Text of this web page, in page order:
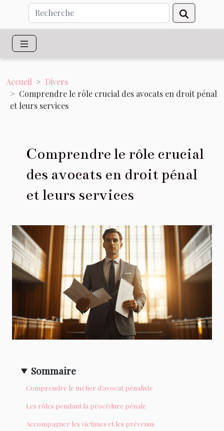
Accueil
Divers
Comprendre le rôle crucial des avocats en droit pénal
et leurs services
Comprendre le rôle crucial
des avocats en droit pénal
et leurs services
Sommaire
Comprendre le métier d’avocat pénaliste
Les rôles pendant la procédure pénale
Accompagner les victimes et les prévenus